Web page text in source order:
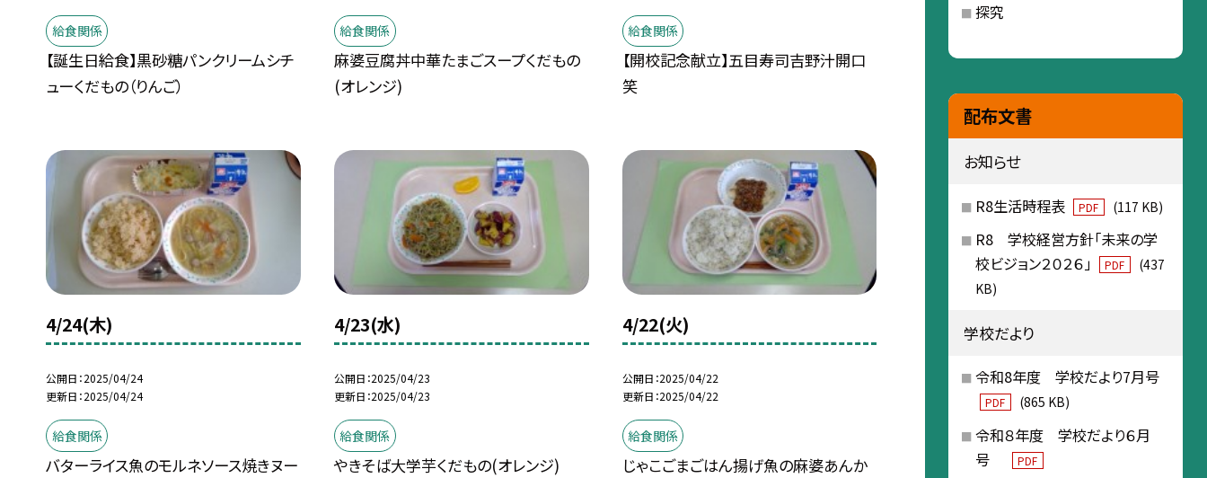
給食関係
【誕生日給食】黒砂糖パンクリームシチ
ューくだもの（りんご）
給食関係
麻婆豆腐丼中華たまごスープくだもの
(オレンジ)
給食関係
【開校記念献立】五目寿司吉野汁開口
笑
4/24(木)
公開日 2025/04/24
更新日 2025/04/24
給食関係
バターライス魚のモルネソース焼きヌー
4/23(水)
公開日 2025/04/23
更新日 2025/04/23
給食関係
やきそば大学芋くだもの(オレンジ)
4/22(火)
公開日 2025/04/22
更新日 2025/04/22
給食関係
じゃこごまごはん揚げ魚の麻婆あんか
探究
配布文書
お知らせ
R8生活時程表 PDF (117 KB)
R8 学校経営方針「未来の学
校ビジョン２０２６」
PDF
(437
KB)
学校だより
令和8年度 学校だより7月号
PDF (865 KB)
令和８年度 学校だより６月
号
PDF